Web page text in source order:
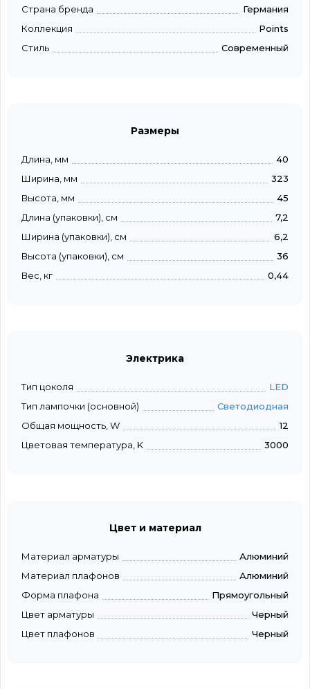
Страна бренда
Германия
Коллекция
Points
Стиль
Современный
Размеры
Длина, мм
40
Ширина, мм
323
Высота, мм
45
Длина (упаковки), см
7,2
Ширина (упаковки), см
6,2
Высота (упаковки), см
36
Вес, кг
0,44
Электрика
Тип цоколя
LED
Тип лампочки (основной)
Светодиодная
Общая мощность, W
12
Цветовая температура, K
3000
Цвет и материал
Материал арматуры
Алюминий
Материал плафонов
Алюминий
Форма плафона
Прямоугольный
Цвет арматуры
Черный
Цвет плафонов
Черный